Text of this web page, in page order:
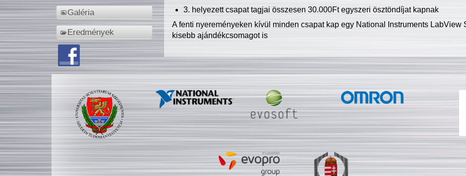
Galéria
Eredmények
3. helyezett csapat tagjai összesen 30.000Ft egyszeri ösztöndíjat kapnak
A fenti nyereményeken kívül minden csapat kap egy National Instruments LabView
kisebb ajándékcsomagot is